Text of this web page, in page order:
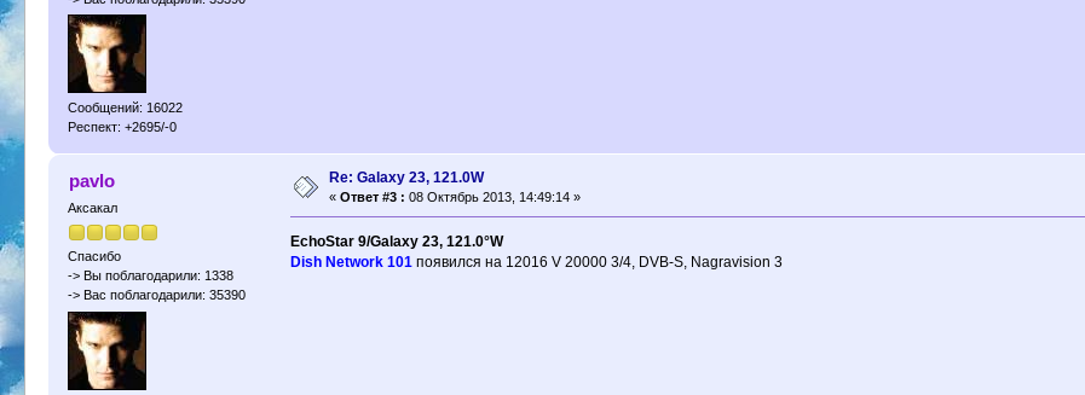
Сообщений: 16022
Респект: +2695/-0
pavlo
Аксакал
Спасибо
-> Вы поблагодарили: 1338
-> Вас поблагодарили: 35390
Re: Galaxy 23, 121.0W
«Ответ #3 : 08 Октябрь 2013, 14:49:14 »
EchoStar 9/Galaxy 23, 121.0°W
Dish Network 101появился на 12016 V 20000 3/4, DVB-S, Nagravision 3